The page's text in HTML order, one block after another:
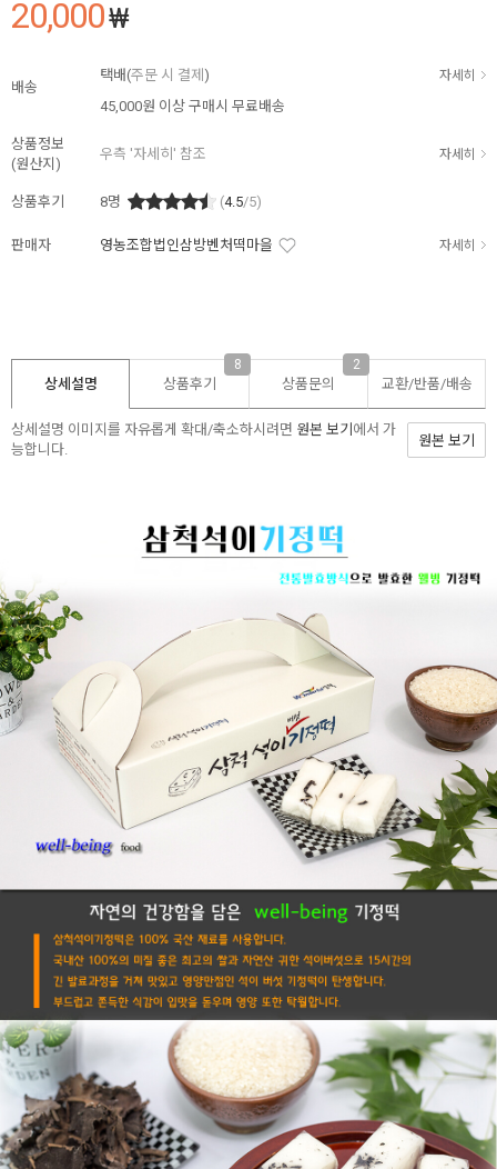
20,000₩
배송
택배(주문 시 결제 ) 자세히
45,000원 이상 구매시 무료배송
상품정보
(원산지)
우측 '자세히' 참조 자세히
상품후기 8명 (4.5/5)
판매자 영농조합법인삼방벤처떡마을 자세히
상세설명 상품후기
8
상품문의
2
교환/반품/배송
상세설명 이미지를 자유롭게 확대/축소하시려면 원본 보기 에서 가
능합니다.
원본 보기